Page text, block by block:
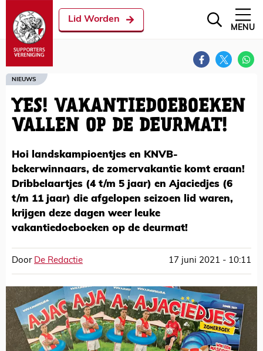
Lid Worden
MENU
NIEUWS
YES! VAKANTIEDOEBOEKEN
VALLEN OP DE DEURMAT!
Hoi landskampioentjes en KNVB-
bekerwinnaars, de zomervakantie komt eraan!
Dribbelaartjes (4 t/m 5 jaar) en Ajaciedjes (6
t/m 11 jaar) die afgelopen seizoen lid waren,
krijgen deze dagen weer leuke
vakantiedoeboeken op de deurmat!
Door De Redactie 17 juni 2021 - 10:11